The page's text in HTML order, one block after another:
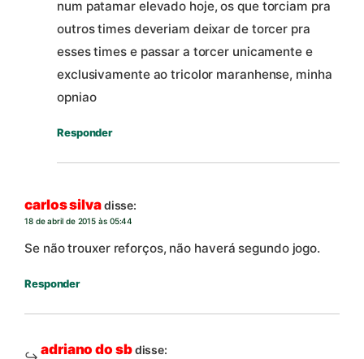
num patamar elevado hoje, os que torciam pra
outros times deveriam deixar de torcer pra
esses times e passar a torcer unicamente e
exclusivamente ao tricolor maranhense, minha
opniao
Responder
carlos silvadisse:
18 de abril de 2015 às 05:44
Se não trouxer reforços, não haverá segundo jogo.
Responder
adriano do sbdisse: